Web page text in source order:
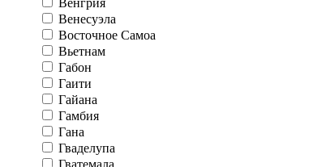
Венесуэла
Восточное Самоа
Вьетнам
Габон
Гаити
Гайана
Гамбия
Гана
Гваделупа
Гватемала